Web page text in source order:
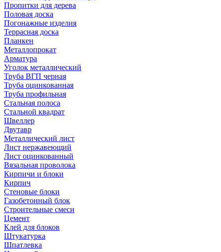
Пропитки для дерева
Половая доска
Погонажные изделия
Террасная доска
Планкен
Металлопрокат
Арматура
Уголок металлический
Труба ВГП черная
Труба оцинкованная
Труба профильная
Стальная полоса
Стальной квадрат
Швеллер
Двутавр
Металлический лист
Лист нержавеющий
Лист оцинкованный
Вязальная проволока
Кирпичи и блоки
Кирпич
Стеновые блоки
Газобетонный блок
Строительные смеси
Цемент
Клей для блоков
Штукатурка
Шпатлевка